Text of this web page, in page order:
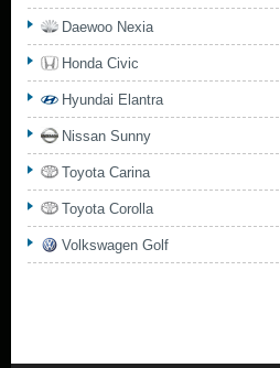
Daewoo Nexia
Honda Civic
Hyundai Elantra
Nissan Sunny
Toyota Carina
Toyota Corolla
Volkswagen Golf